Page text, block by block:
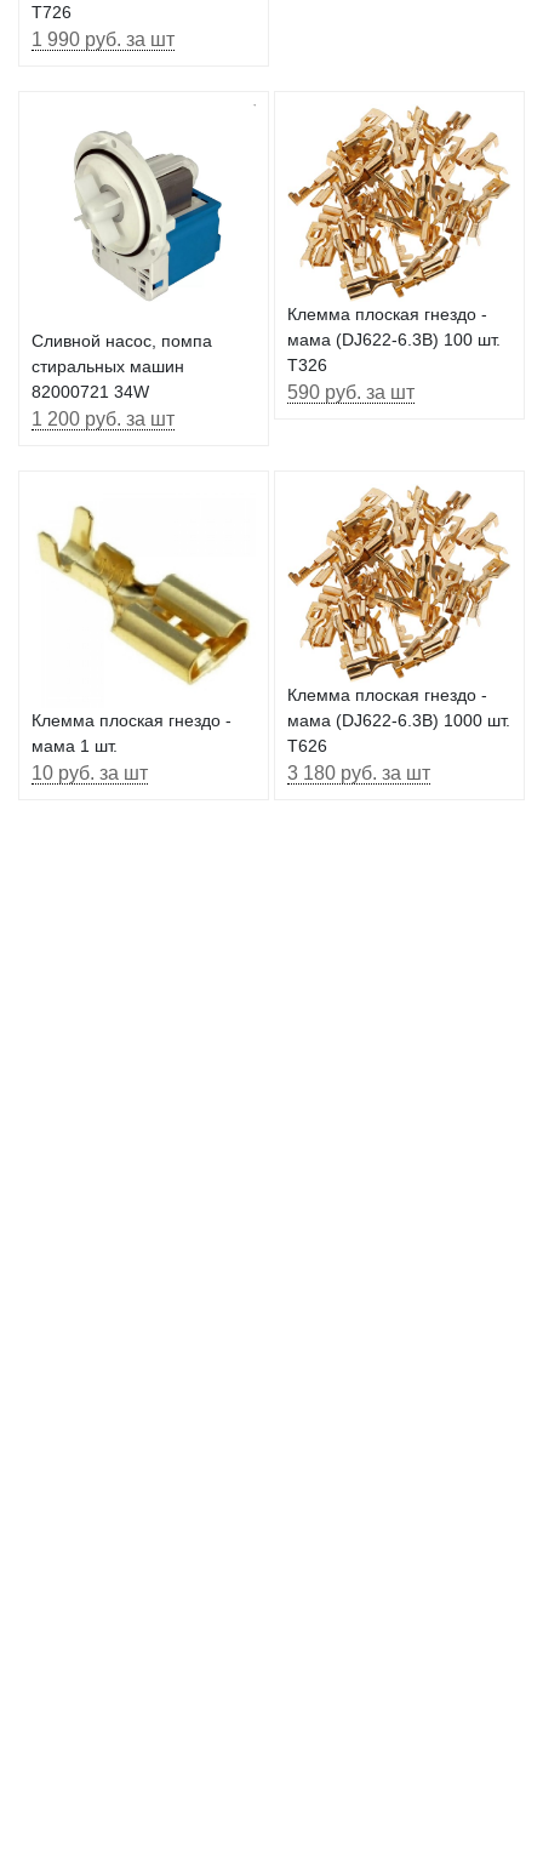
T726
1 990 руб. за шт
Сливной насос, помпа
стиральных машин
82000721 34W
1 200 руб. за шт
Клемма плоская гнездо -
мама (DJ622-6.3B) 100 шт.
T326
590 руб. за шт
Клемма плоская гнездо -
мама 1 шт.
10 руб. за шт
Клемма плоская гнездо -
мама (DJ622-6.3B) 1000 шт.
T626
3 180 руб. за шт